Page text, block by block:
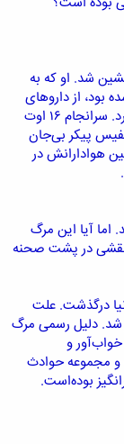
شد. او که به
بود، از داروهای
تجویزشده گوناگونی برای مقابله با آن استفاده می‌کرد. سرانجام ۱۶ اوت
شهر ممفیس پیکر بی‌جان
هوادارانش در
اما آیا این مرگ
نقشی در پشت صحنه
در کالیفرنیا درگذشت. علت
دلیل رسمی مرگ
و
و مجموعه حوادث
بوده‌است.